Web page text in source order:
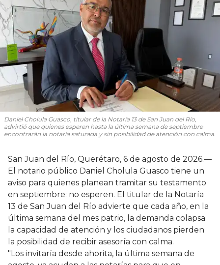
Daniel Cholula Guasco, titular de la Notaría 13 de San Juan del Río,
advirtió que quienes esperen hasta la última semana de septiembre
encontrarán la notaría saturada y sin posibilidad de atención con calma.
San Juan del Río, Querétaro, 6 de agosto de 2026.—
El notario público Daniel Cholula Guasco tiene un
aviso para quienes planean tramitar su testamento
en septiembre: no esperen. El titular de la Notaría
13 de San Juan del Río advierte que cada año, en la
última semana del mes patrio, la demanda colapsa
la capacidad de atención y los ciudadanos pierden
la posibilidad de recibir asesoría con calma.
"Los invitaría desde ahorita, la última semana de